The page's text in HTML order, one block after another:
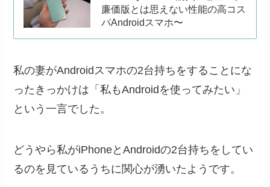
廉価版とは思えない性能の高コス
パAndroidスマホ〜
私の妻がAndroidスマホの2台持ちをすることにな
ったきっかけは「私もAndroidを使ってみたい」
という一言でした。
どうやら私がiPhoneとAndroidの2台持ちをしてい
るのを見ているうちに関心が湧いたようです。